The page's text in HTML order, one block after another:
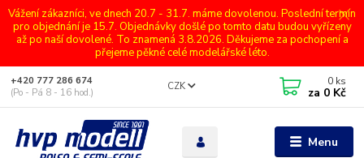
Vážení zákazníci, ve dnech 20.7 - 31.7. máme dovolenou. Poslední termín
pro objednání je 15.7. Objednávky došlé po tomto datu budou vyřízeny
až po naší dovolené. To znamená 3.8.2026. Děkujeme za pochopení a
přejeme pěkné celé modelářské léto.
Menu
CZK
+420 777 286 674
(Po - Pá 8 - 16 hod.)
0 ks
za 0 Kč